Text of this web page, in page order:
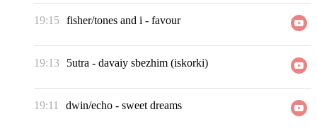
19:15 fisher/tones and i - favour
19:13 5utra - davaiy sbezhim (iskorki)
19:11 dwin/echo - sweet dreams